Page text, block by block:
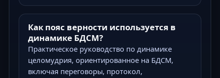
Как пояс верности используется в
динамике БДСМ?
Практическое руководство по динамике
целомудрия, ориентированное на БДСМ,
включая переговоры, протокол,